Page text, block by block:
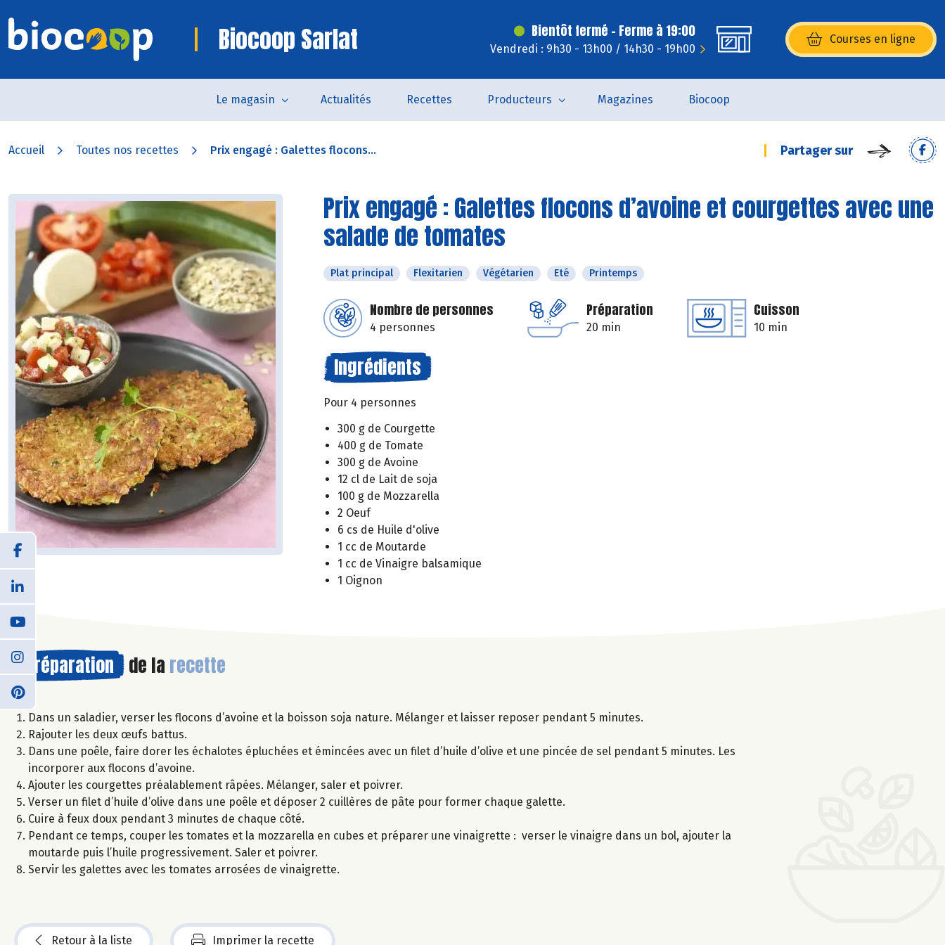
Biocoop Sarlat Bientôt fermé - Ferme à 19:00
Vendredi : 9h30 - 13h00 / 14h30 - 19h00
Courses en ligne
(s’ouvre dans une nouvelle
Le magasin Actualités Recettes Producteurs Magazines Biocoop
Accueil Toutes nos recettes Prix engagé : Galettes flocons... Partager sur
Prix engagé : Galettes flocons d’avoine et courgettes avec une
salade de tomates
Plat principal Flexitarien Végétarien Eté Printemps
Nombre de personnes
4 personnes
Préparation
20 min
Cuisson
10 min
Ingrédients
Pour 4 personnes
300 g de Courgette
400 g de Tomate
300 g de Avoine
12 cl de Lait de soja
100 g de Mozzarella
2 Oeuf
6 cs de Huile d'olive
1 cc de Moutarde
1 cc de Vinaigre balsamique
1 Oignon
Préparation de la recette
Dans un saladier, verser les flocons d’avoine et la boisson soja nature. Mélanger et laisser reposer pendant 5 minutes.
Rajouter les deux œufs battus.
Dans une poêle, faire dorer les échalotes épluchées et émincées avec un filet d’huile d’olive et une pincée de sel pendant 5 minutes. Les
incorporer aux flocons d’avoine.
Ajouter les courgettes préalablement râpées. Mélanger, saler et poivrer.
Verser un filet d’huile d’olive dans une poêle et déposer 2 cuillères de pâte pour former chaque galette.
Cuire à feux doux pendant 3 minutes de chaque côté.
Pendant ce temps, couper les tomates et la mozzarella en cubes et préparer une vinaigrette : verser le vinaigre dans un bol, ajouter la
moutarde puis l’huile progressivement. Saler et poivrer.
Servir les galettes avec les tomates arrosées de vinaigrette.
Retour à la liste Imprimer la recette